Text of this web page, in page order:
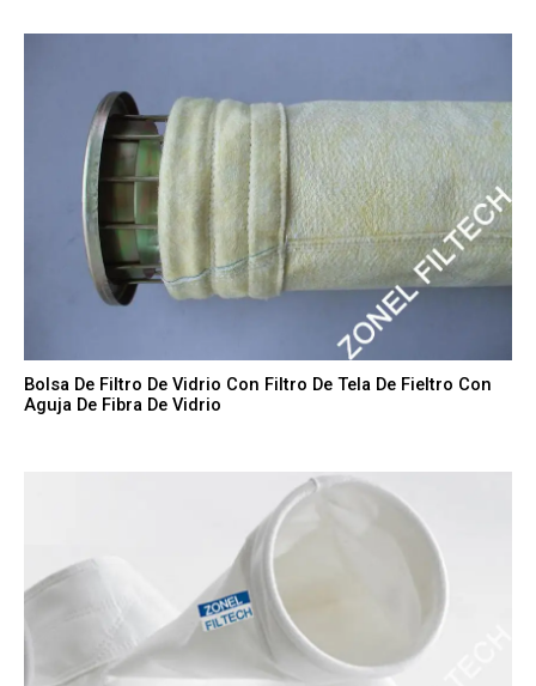
Bolsa De Filtro De Vidrio Con Filtro De Tela De Fieltro Con
Aguja De Fibra De Vidrio